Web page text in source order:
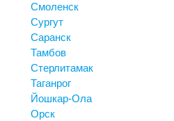
Смоленск
Сургут
Саранск
Тамбов
Стерлитамак
Таганрог
Йошкар-Ола
Орск